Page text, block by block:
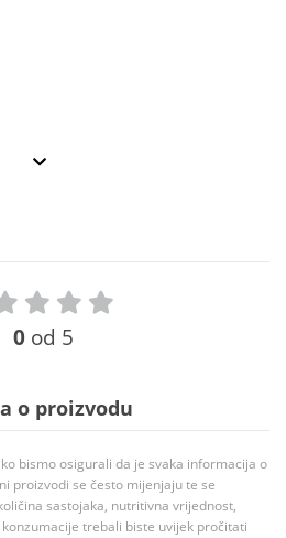
0 od 5
o proizvodu
bismo osigurali da je svaka informacija o
proizvodi se često mijenjaju te se
sastojaka, nutritivna vrijednost,
trebali biste uvijek pročitati